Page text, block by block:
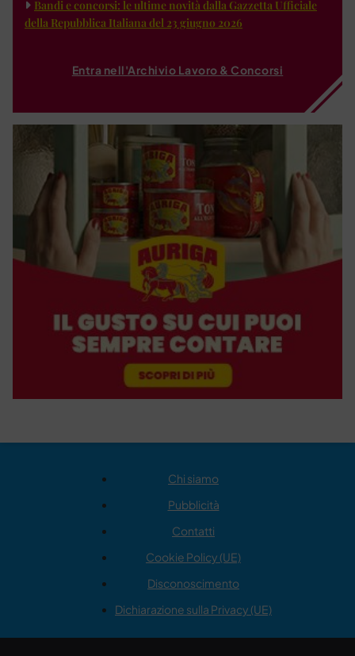
Bandi e concorsi: le ultime novità dalla Gazzetta Ufficiale
della Repubblica Italiana del 23 giugno 2026
Entra nell'Archivio Lavoro & Concorsi
Chi siamo
Pubblicità
Contatti
Cookie Policy (UE)
Disconoscimento
Dichiarazione sulla Privacy (UE)